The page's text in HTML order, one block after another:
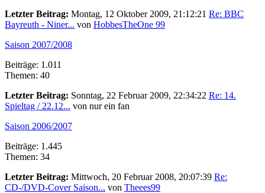
Letzter Beitrag: Montag, 12 Oktober 2009, 21:12:21 Re: BBC
Bayreuth - Niner... von HobbesTheOne 99
Saison 2007/2008
Beiträge: 1.011
Themen: 40
Letzter Beitrag: Sonntag, 22 Februar 2009, 22:34:22 Re: 14.
Spieltag / 22.12... von nur ein fan
Saison 2006/2007
Beiträge: 1.445
Themen: 34
Letzter Beitrag: Mittwoch, 20 Februar 2008, 20:07:39 Re:
CD-/DVD-Cover Saison... von Theees99